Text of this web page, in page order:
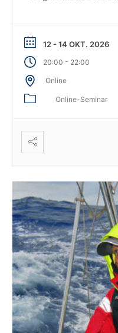
12 - 14 OKT. 2026
20:00 - 22:00
Online
Online-Seminar